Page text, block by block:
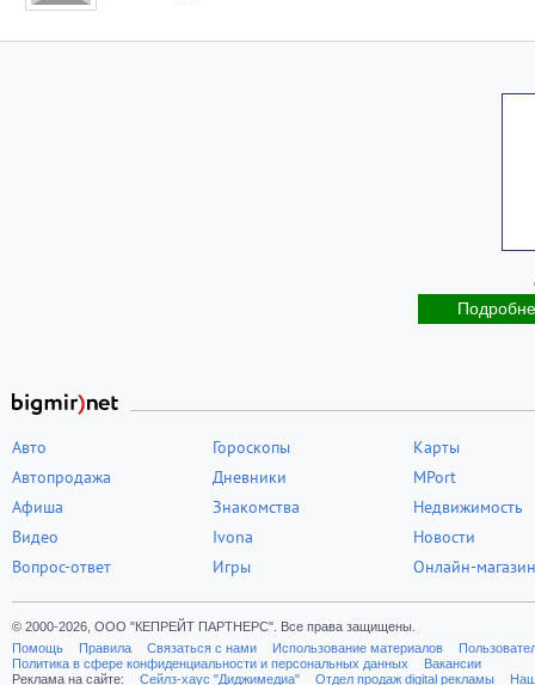
Авто
Автопродажа
Афиша
Видео
Вопрос-ответ
Гороскопы
Дневники
Знакомства
Ivona
Игры
Карты
MPort
Недвижимость
Новости
Онлайн-магазин
© 2000-2026, ООО "КЕПРЕЙТ ПАРТНЕРС". Все права защищены.
Помощь
Правила Связаться с нами Использование материалов
Политика в сфере конфиденциальности и персональных данных
Вакансии
Реклама на сайте:
Cейлз-хаус "Диджимедиа" Отдел продаж digital рекламы